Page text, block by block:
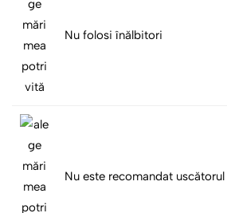
Nu folosi înălbitori
Nu este recomandat